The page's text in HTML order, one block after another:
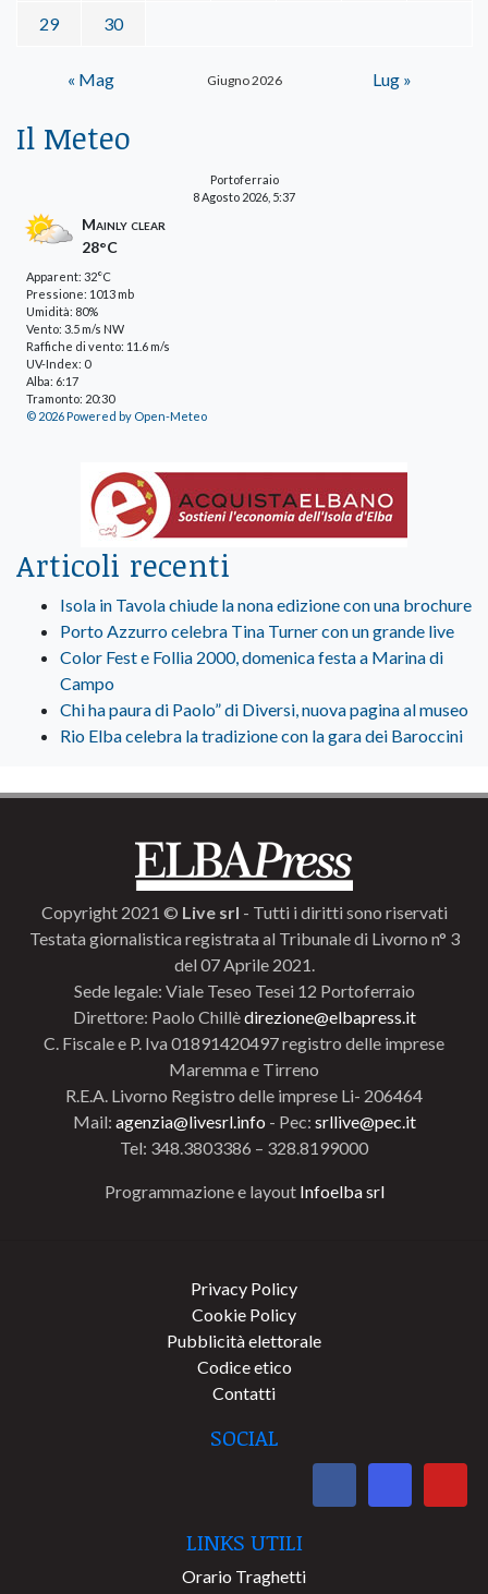
Giugno 2026
29 30
« Mag Lug »
Il Meteo
Portoferraio
8 Agosto 2026, 5:37
Mainly clear
28°C
Apparent: 32°C
Pressione: 1013 mb
Umidità: 80%
Vento: 3.5 m/s NW
Raffiche di vento: 11.6 m/s
UV-Index: 0
Alba: 6:17
Tramonto: 20:30
© 2026 Powered by Open-Meteo
Articoli recenti
Isola in Tavola chiude la nona edizione con una brochure
Porto Azzurro celebra Tina Turner con un grande live
Color Fest e Follia 2000, domenica festa a Marina di
Campo
Chi ha paura di Paolo” di Diversi, nuova pagina al museo
Rio Elba celebra la tradizione con la gara dei Baroccini
Copyright 2021 © Live srl - Tutti i diritti sono riservati
Testata giornalistica registrata al Tribunale di Livorno n° 3
del 07 Aprile 2021.
Sede legale: Viale Teseo Tesei 12 Portoferraio
Direttore: Paolo Chillèdirezione@elbapress.it
C. Fiscale e P. Iva 01891420497 registro delle imprese
Maremma e Tirreno
R.E.A. Livorno Registro delle imprese Li- 206464
Mail: agenzia@livesrl.info - Pec: srllive@pec.it
Tel: 348.3803386 – 328.8199000
Programmazione e layout Infoelba srl
Privacy Policy
Cookie Policy
Pubblicità elettorale
Codice etico
Contatti
SOCIAL
LINKS UTILI
Orario Traghetti